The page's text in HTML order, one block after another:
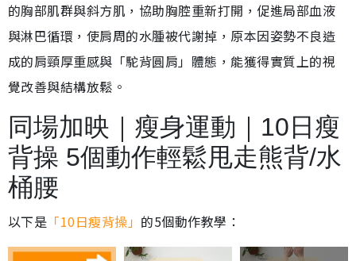
的胸部肌群與斜方肌，協助胸腔重新打開，促進局部血液
與淋巴循環，使肩周的水腫被代謝掉，原本因姿勢不良造
成的肩頸厚重感與「駝背圓肩」體態，能獲得實質上的視
覺改善與結構放鬆。
同場加映｜瘦身運動｜10日瘦
背操 5個動作輕鬆甩走熊背/水
桶腰
以下是 「10日瘦背操」 的5個動作教學：